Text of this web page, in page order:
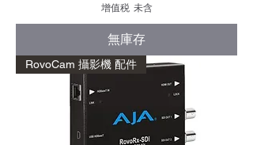
增值税 未含
無庫存
RovoCam 攝影機 配件